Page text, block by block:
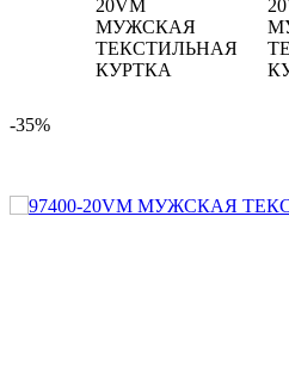
-35%